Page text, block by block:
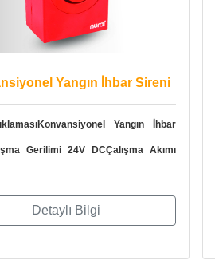
Yangın İhbar Sireni
Yangın İhbar
Gerilimi 24V DCÇalışma Akımı
Detaylı Bilgi